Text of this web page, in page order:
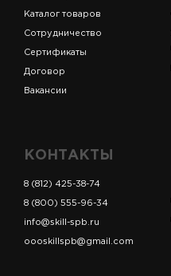
Каталог товаров
Сотрудничество
Сертификаты
Договор
Вакансии
КОНТАКТЫ
8 (812) 425-38-74
8 (800) 555-96-34
info@skill-spb.ru
oooskillspb@gmail.com